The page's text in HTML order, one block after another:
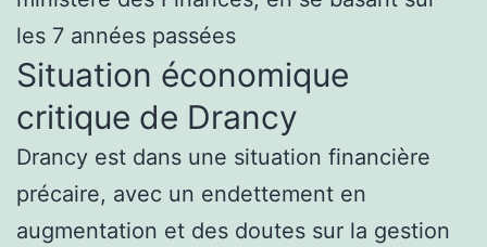
les 7 années passées
Situation économique
critique de Drancy
Drancy est dans une situation financière
précaire, avec un endettement en
augmentation et des doutes sur la gestion